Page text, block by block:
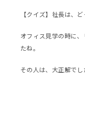
【クイズ】社長は、ど
オフィス見学の時に
たね。
その人は、大正解でし